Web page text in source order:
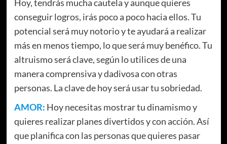
Hoy, tendrás mucha cautela y aunque quieres
conseguir logros, irás poco a poco hacia ellos. Tu
potencial será muy notorio y te ayudará a realizar
más en menos tiempo, lo que será muy benéfico. Tu
altruismo será clave, según lo utilices de una
manera comprensiva y dadivosa con otras
personas. La clave de hoy será usar tu sobriedad.
AMOR: Hoy necesitas mostrar tu dinamismo y
quieres realizar planes divertidos y con acción. Así
que planifica con las personas que quieres pasar